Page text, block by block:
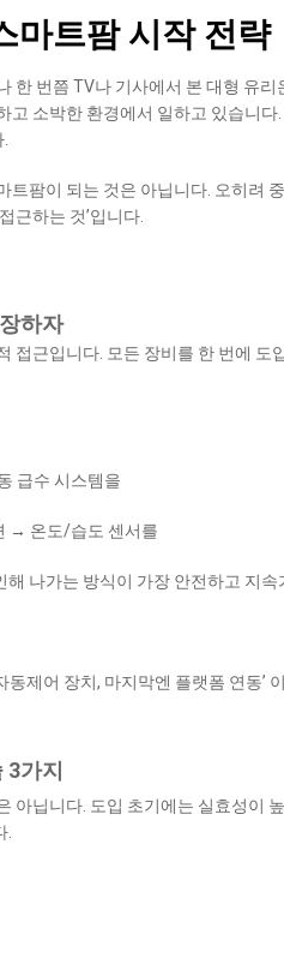
마트팜 시작 전략
한 번쯤 TV나 기사에서 본 대형 유
고 소박한 환경에서 일하고 있습니
트팜이 되는 것은 아닙니다. 오히려
근하는 것’입니다.
하자
접근입니다. 모든 장비를 한 번에 도
급수 시스템을
→ 온도/습도 센서를
나가는 방식이 가장 안전하고 지속
동제어 장치, 마지막엔 플랫폼 연동’
가지
아닙니다. 도입 초기에는 실효성이
.